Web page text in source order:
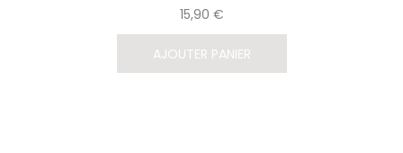
15,90 €
AJOUTER PANIER